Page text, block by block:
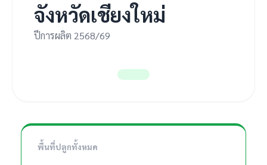
จังหวัดเชียงใหม่
ปีการผลิต 2568/69
พื้นที่ปลูกทั้งหมด